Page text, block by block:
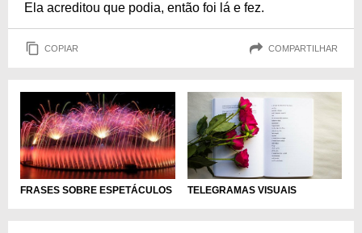
Ela acreditou que podia, então foi lá e fez.
COPIAR COMPARTILHAR
FRASES SOBRE ESPETÁCULOS TELEGRAMAS VISUAIS